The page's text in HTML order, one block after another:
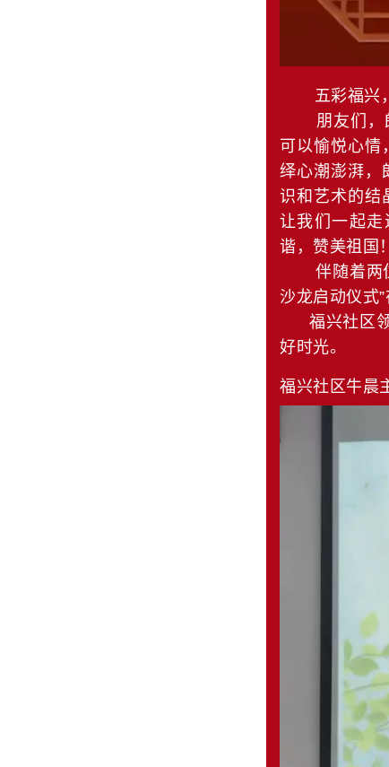
五彩福兴，
朋友们，朗
可以愉悦心情
绎心潮澎湃，
识和艺术的结
让我们一起
谐，赞美祖国！
伴随着两位
沙龙启动仪式
福兴社区领
好时光。
福兴社区牛晨